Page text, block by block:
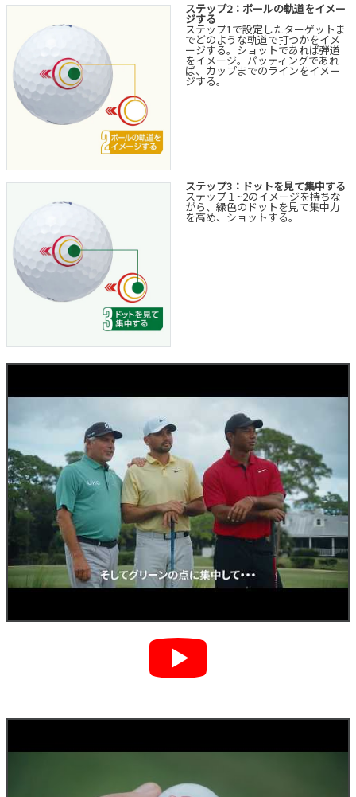
ステップ2：ボールの軌道をイメー
ジする
ステップ1で設定したターゲットま
でどのような軌道で打つかをイメ
ージする。ショットであれば弾道
をイメージ。パッティングであれ
ば、カップまでのラインをイメー
ジする。
ステップ3：ドットを見て集中する
ステップ１~2のイメージを持ちな
がら、緑色のドットを見て集中力
を高め、ショットする。